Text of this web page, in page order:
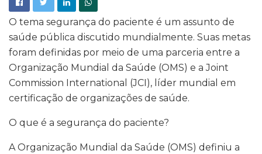
O tema segurança do paciente é um assunto de
saúde pública discutido mundialmente. Suas metas
foram definidas por meio de uma parceria entre a
Organização Mundial da Saúde (OMS) e a Joint
Commission International (JCI), líder mundial em
certificação de organizações de saúde.
O que é a segurança do paciente?
A Organização Mundial da Saúde (OMS) definiu a